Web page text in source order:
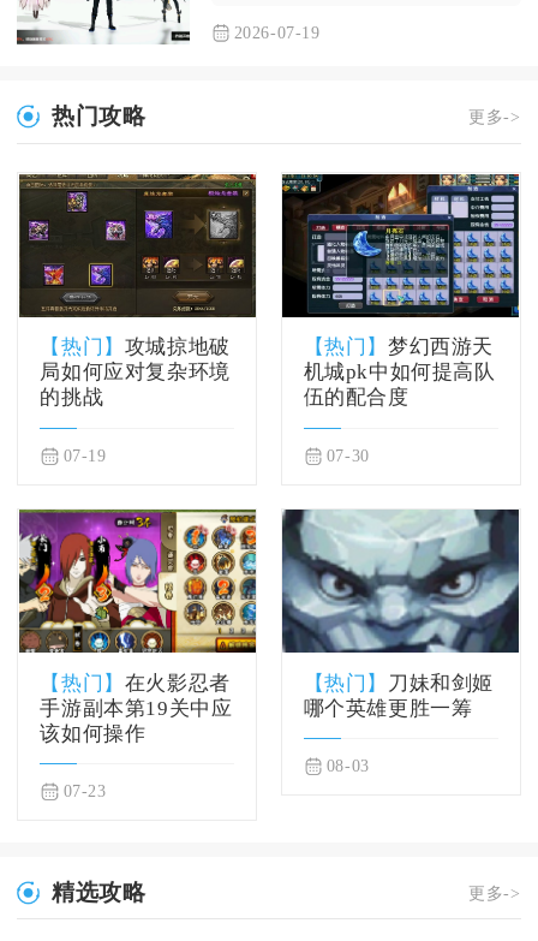
2026-07-19
热门攻略 更多->
【热门】 攻城掠地破
局如何应对复杂环境
的挑战
07-19
【热门】梦幻西游天
机城pk中如何提高队
伍的配合度
07-30
【热门】 在火影忍者
手游副本第19关中应
该如何操作
07-23
【热门】
刀妹和剑姬
哪个英雄更胜一筹
08-03
精选攻略 更多->